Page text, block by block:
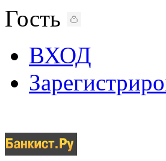
Гость
ВХОД